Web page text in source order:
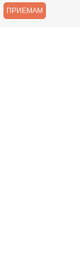
ПРИЕМАМ